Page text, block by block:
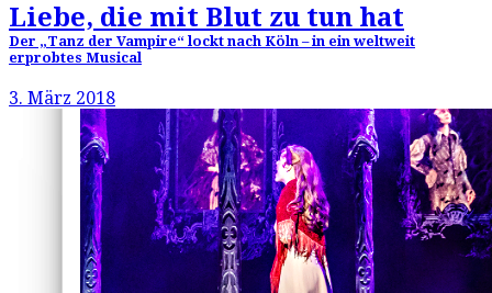
Liebe, die mit Blut zu tun hat
Der „Tanz der Vampire“ lockt nach Köln – in ein weltweit
erprobtes Musical
3. März 2018